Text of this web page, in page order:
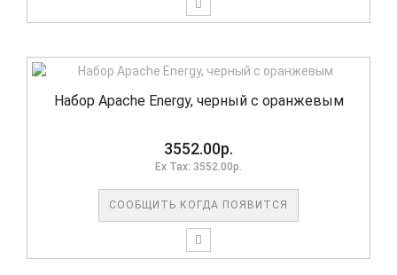
Набор Apache Energy, черный с оранжевым
3552.00р.
Ex Tax: 3552.00р.
СООБЩИТЬ КОГДА ПОЯВИТСЯ